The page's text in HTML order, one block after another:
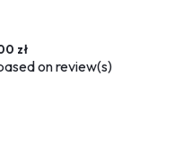
zł
onreview(s)